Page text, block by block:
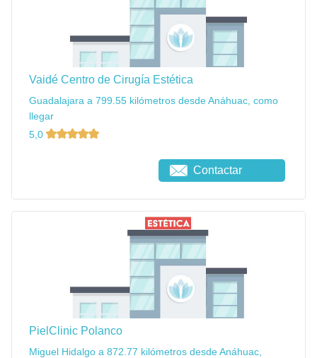
Vaidé Centro de Cirugía Estética
Guadalajara a 799.55 kilómetros desde Anáhuac, como
llegar
5,0
Contactar
PielClinic Polanco
Miguel Hidalgo a 872.77 kilómetros desde Anáhuac,